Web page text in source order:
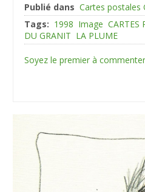
Publié dans Cartes postales
Tags: 1998 Image CARTES
DU GRANIT LA PLUME
Soyez le premier à